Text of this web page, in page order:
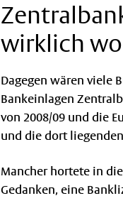
wirklich
Dagegen wären viele
Bankeinlagen
von 2008/09 und die
und die dort
Mancher hortete in
Gedanken, eine